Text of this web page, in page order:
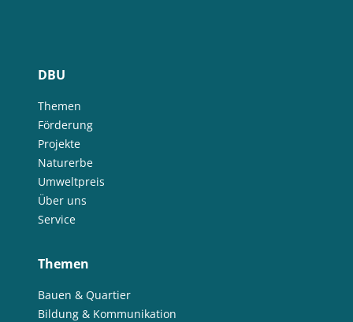
DBU
Themen
Förderung
Projekte
Naturerbe
Umweltpreis
Über uns
Service
Themen
Bauen & Quartier
Bildung & Kommunikation